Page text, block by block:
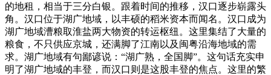
的地租，相当于三分白银。跟着时间的推移，汉口逐步崭露头
角。汉口位于湖广地域，以丰硕的稻米资本而闻名。汉口成为
湖广地域漕粮取淮盐两大物资的转运枢纽。这里集结了大量的
粮食，不只供应京城，还满脚了江南以及闽粤沿海地域的需
求。湖广地域有句鄙谚说：“湖广熟，全国脚”。这句话充实申
明了湖广地域的丰登，而汉口则是这股丰登的焦点。这里的繁